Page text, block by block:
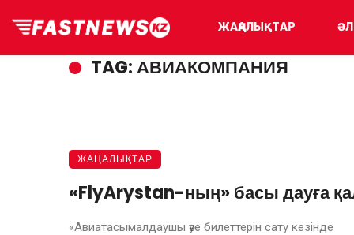
ЖАҢАЛЫҚТАР
TAG: АВИАКОМПАНИЯ
ЖАҢАЛЫҚТАР
«FlyArystan-ның» басы дауға
«Авиатасымалдаушы әуе билеттерін сату кезінде